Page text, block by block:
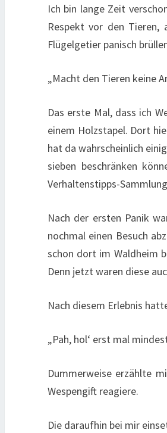
Ich bin lange Zeit
Respekt vor den Tieren,
Flügelgetier panisch
„Macht den Tieren keine
Das erste Mal, dass ich
einem Holzstapel. Dort
hat da wahrscheinlich
sieben beschränken
Verhaltenstipps-
Nach der ersten Panik
nochmal einen Besuch
schon dort im Waldheim
Denn jetzt waren diese
Nach diesem Erlebnis
„Pah, hol‘ erst mal
Dummerweise erzählte
Wespengift reagiere.
Die daraufhin bei mir